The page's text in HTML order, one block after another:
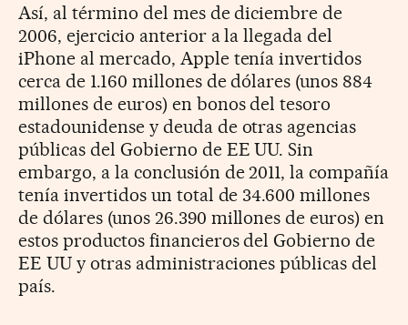
Así, al término del mes de diciembre de
2006, ejercicio anterior a la llegada del
iPhone al mercado, Apple tenía invertidos
cerca de 1.160 millones de dólares (unos 884
millones de euros) en bonos del tesoro
estadounidense y deuda de otras agencias
públicas del Gobierno de EE UU. Sin
embargo, a la conclusión de 2011, la compañía
tenía invertidos un total de 34.600 millones
de dólares (unos 26.390 millones de euros) en
estos productos financieros del Gobierno de
EE UU y otras administraciones públicas del
país.